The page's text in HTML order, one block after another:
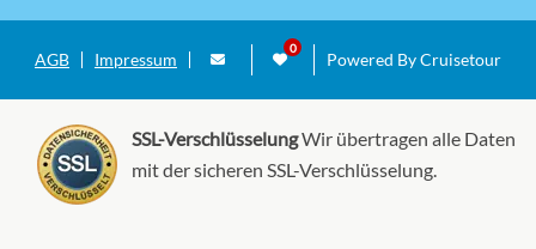
AGB Impressum Powered By Cruisetour
SSL-VerschlüsselungWir übertragen alle Daten
mit der sicheren SSL-Verschlüsselung.